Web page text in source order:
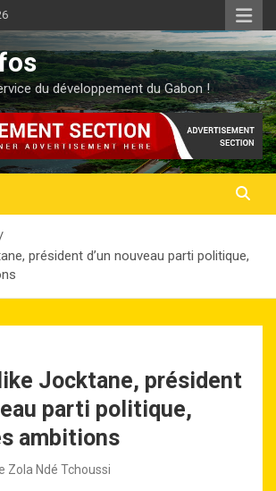
du développement du Gabon !
président d’un nouveau parti politique,
Jocktane, président
parti politique,
ambitions
Zola Ndé Tchoussi